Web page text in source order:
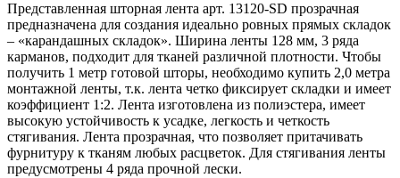
Представленная шторная лента арт. 13120-SD прозрачная
предназначена для создания идеально ровных прямых складок
– «карандашных складок». Ширина ленты 128 мм, 3 ряда
карманов, подходит для тканей различной плотности. Чтобы
получить 1 метр готовой шторы, необходимо купить 2,0 метра
монтажной ленты, т.к. лента четко фиксирует складки и имеет
коэффициент 1:2. Лента изготовлена из полиэстера, имеет
высокую устойчивость к усадке, легкость и четкость
стягивания. Лента прозрачная, что позволяет притачивать
фурнитуру к тканям любых расцветок. Для стягивания ленты
предусмотрены 4 ряда прочной лески.